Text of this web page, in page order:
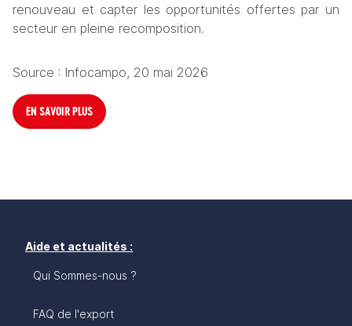
renouveau et capter les opportunités offertes par un
secteur en pleine recomposition.
Source : Infocampo, 20 mai 2026
EN SAVOIR PLUS
Aide et actualités :
Qui Sommes-nous ?
FAQ de l'export